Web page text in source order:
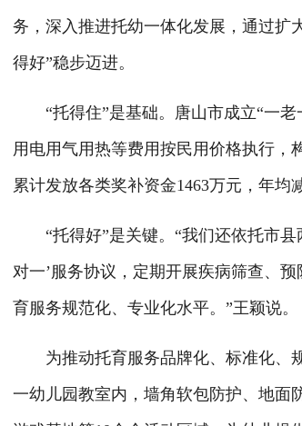
务，深入推进托幼一体化发展，通过扩
得好”稳步迈进。
“托得住”是基础。唐山市成立“一老
用电用气用热等费用按民用价格执行，
累计发放各类奖补资金1463万元，年均
“托得好”是关键。“我们还依托市县
对一’服务协议，定期开展疾病筛查、
育服务规范化、专业化水平。”王颖说。
为推动托育服务品牌化、标准化、规
一幼儿园教室内，墙角软包防护、地面